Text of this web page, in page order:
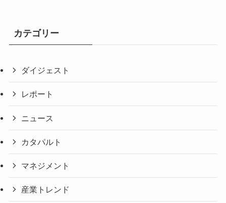
カテゴリー
ダイジェスト
レポート
ニュース
カタパルト
マネジメント
産業トレンド